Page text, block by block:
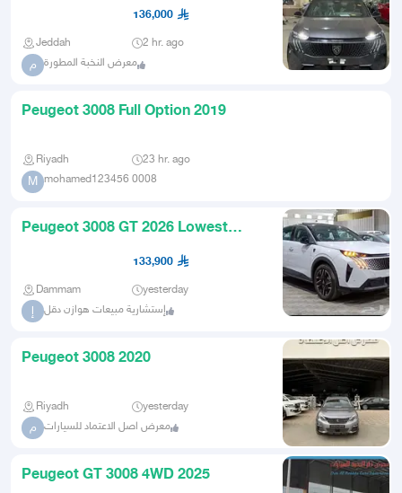
136,000
Jeddah 2 hr. ago
م معرض النخبة المطورة
Peugeot 3008 Full Option 2019
Riyadh 23 hr. ago
M mohamed123456 0008
Peugeot 3008 GT 2026 Lowest
133,900
Dammam yesterday
إ إستشارية مبيعات هوازن دقل
Peugeot 3008 2020
Riyadh yesterday
م معرض اصل الاعتماد للسيارات
Peugeot GT 3008 4WD 2025